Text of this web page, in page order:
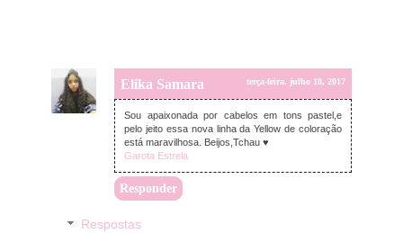
Elika Samara terça-feira, julho 18, 2017
Sou apaixonada por cabelos em tons pastel,e
pelo jeito essa nova linha da Yellow de coloração
está maravilhosa. Beijos,Tchau ♥
Garota Estrela
Responder
Respostas